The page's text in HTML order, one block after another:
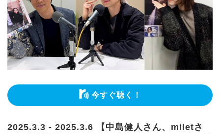
今すぐ聴く！
2025.3.3 - 2025.3.6 【中島健人さん、miletさ